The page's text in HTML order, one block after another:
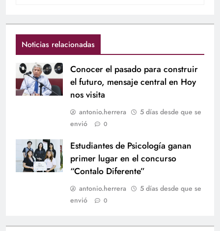
Noticias relacionadas
Conocer el pasado para construir
el futuro, mensaje central en Hoy
nos visita
antonio.herrera
5 días desde que se
envió
0
Estudiantes de Psicología ganan
primer lugar en el concurso
“Contalo Diferente”
antonio.herrera
5 días desde que se
envió
0